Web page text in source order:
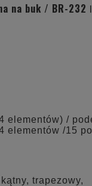
na buk / BR-232
/
elementów /15
trapezowy,